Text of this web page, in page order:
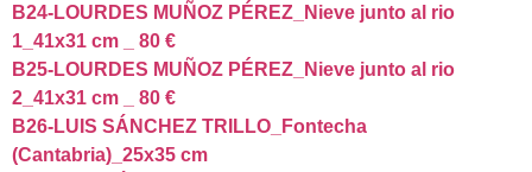
B24-LOURDES MUÑOZ PÉREZ_Nieve junto al rio
1_41x31 cm _ 80 €
B25-LOURDES MUÑOZ PÉREZ_Nieve junto al rio
2_41x31 cm _ 80 €
B26-LUIS SÁNCHEZ TRILLO_Fontecha
(Cantabria)_25x35 cm